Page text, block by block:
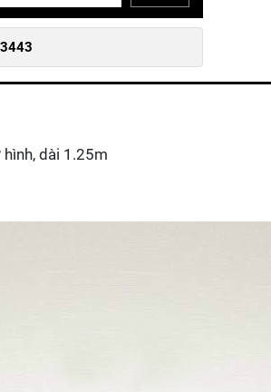
dài 1.25m